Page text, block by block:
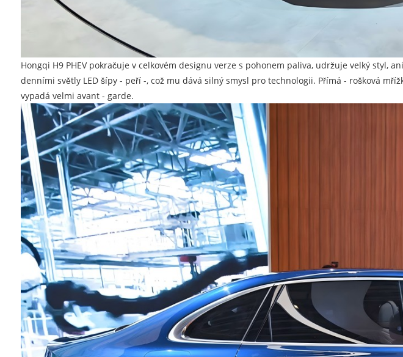
Hongqi H9 PHEV pokračuje v celkovém designu verze s pohonem paliva, udržuje velký
denními světly LED šípy - peří -, což mu dává silný smysl pro technologii. Přímá - rošková
vypadá velmi avant - garde.